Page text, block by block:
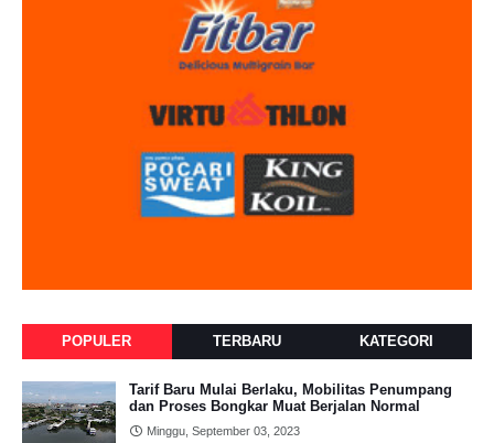
POPULER TERBARU KATEGORI
Tarif Baru Mulai Berlaku, Mobilitas Penumpang
dan Proses Bongkar Muat Berjalan Normal
Minggu, September 03, 2023